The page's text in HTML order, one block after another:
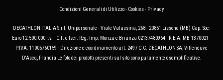
Condizioni Generali di Utilizzo- Cookies- Privacy
DECATHLON ITALIA S.r.l. Unipersonale - Viale Valassina, 268 - 20851 Lissone (MB) Cap. Soc.
Euro 12.500.000 i.v. - C.F. e Iscr. Reg. Imp. Monza e Brianza 02137480964 - R.E.A. MB-1370021 -
P.IVA. 11005760159 - Direzione e coordinamento art. 2497 C.C. DECATHLON SA, Villeneuve
D'Ascq, Francia Le foto dei prodotti presenti sul sito sono puramente esemplificative.